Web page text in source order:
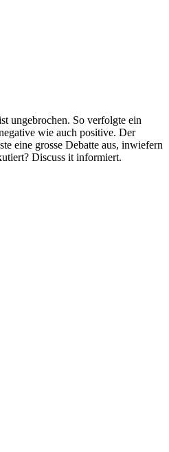
ungebrochen. So verfolgte ein
wie auch positive. Der
eine grosse Debatte aus, inwiefern
Discuss it informiert.